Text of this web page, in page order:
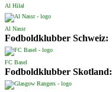
Al Hilal
Al Nassr
Fodboldklubber Schweiz:
FC Basel
Fodboldklubber Skotland: